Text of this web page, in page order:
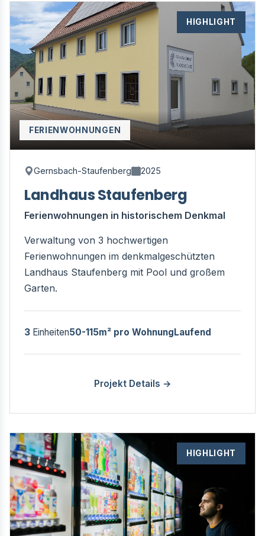
HIGHLIGHT
FERIENWOHNUNGEN
Gernsbach-Staufenberg 2025
Landhaus Staufenberg
Ferienwohnungen in historischem Denkmal
Verwaltung von 3 hochwertigen
Ferienwohnungen im denkmalgeschützten
Landhaus Staufenberg mit Pool und großem
Garten.
3 Einheiten50-115m² pro WohnungLaufend
Projekt Details →
HIGHLIGHT